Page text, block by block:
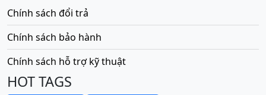
Chính sách đổi trả
Chính sách bảo hành
Chính sách hỗ trợ kỹ thuật
HOT TAGS